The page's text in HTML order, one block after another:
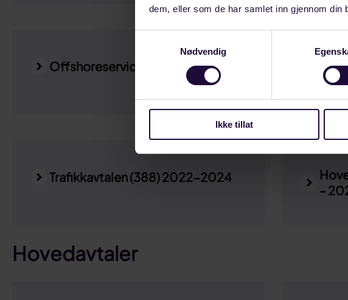
dem, eller som de har samlet inn gjennom din
Nødvendig
Ikke tillat
Offshoreservice NR 2020-2022
2026
Trafikkavtalen (388) 2022-2024
–
Hovedavtaler